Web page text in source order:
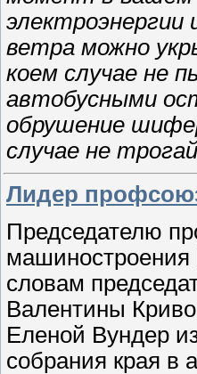
электроэнергии
ветра можно
коем случае не
автобусными
обрушение
случае не
Лидер
Председателю
машиностроения
словам
Валентины
Еленой Вундер
собрания края в